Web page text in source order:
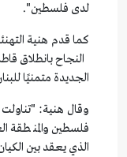
لدى فلسطين".
كما قدم هنية
النجاح بانطلاق
الجديدة متمنيًا
وقال هنية:
فلسطين والمنطقة
الذي يعقد بين